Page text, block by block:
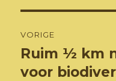
navigatie
VORIGE
Vorig
bericht:
Ruim ½ km
voor